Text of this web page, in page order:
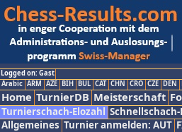
Logged on: Gast
Arabic ARM AZE BIH BUL CAT CHN CRO CZE DEN
Home TurnierDB Meisterschaft
Turnierschach-Elozahl Schnellschach-
Allgemeines Turnier anmelden: AUT